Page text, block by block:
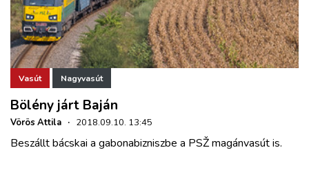
Vasút Nagyvasút
Bölény járt Baján
Vörös Attila · 2018.09.10. 13:45
Beszállt bácskai a gabonabizniszbe a PSŽ magánvasút is.